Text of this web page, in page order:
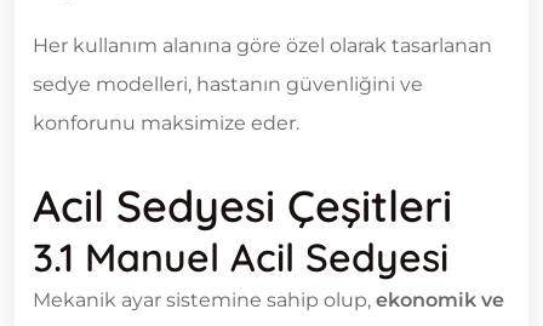
Her kullanım alanına göre özel olarak tasarlanan
sedye modelleri, hastanın güvenliğini ve
konforunu maksimize eder.
Acil Sedyesi Çeşitleri
3.1 Manuel Acil Sedyesi
Mekanik ayar sistemine sahip olup, ekonomik ve